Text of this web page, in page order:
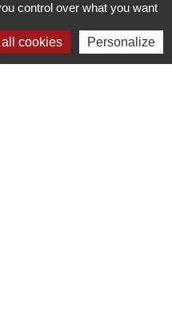
control over what you want
all cookies Personalize